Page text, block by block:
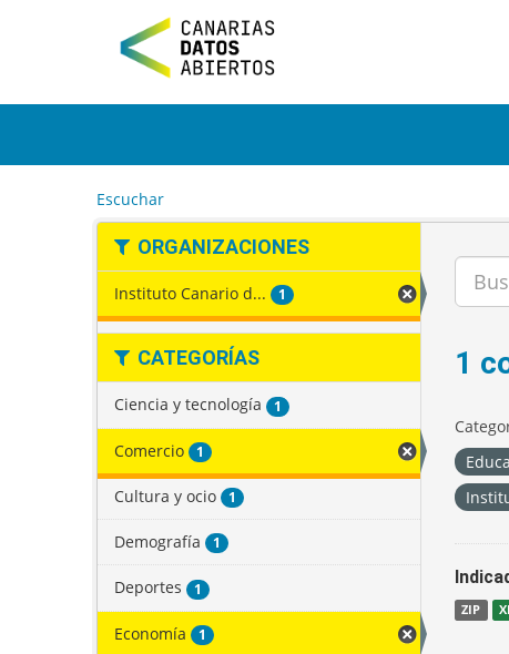
t
Escuchar
ORGANIZACIONES
Instituto Canario d... 1
CATEGORÍAS
Ciencia y tecnología 1
Comercio 1
Cultura y ocio 1
Demografía 1
Deportes 1
Economía 1
1
ZIP